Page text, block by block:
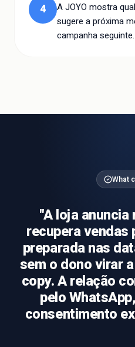
4
A JOYO mostra
sugere a próxima
campanha seguinte.
What
"A loja
recupera vendas
preparada nas
sem o dono virar
copy. A relação
pelo
consentimento